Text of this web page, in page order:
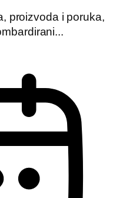
proizvoda i poruka,